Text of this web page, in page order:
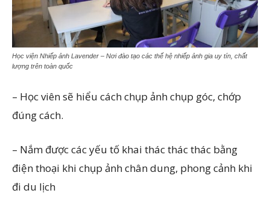
Học viện Nhiếp ảnh Lavender – Nơi đào tạo các thế hệ nhiếp ảnh gia uy tín, chất
lượng trên toàn quốc
– Học viên sẽ hiểu cách chụp ảnh chụp góc, chớp
đúng cách.
– Nắm được các yếu tố khai thác thác thác bằng
điện thoại khi chụp ảnh chân dung, phong cảnh khi
đi du lịch